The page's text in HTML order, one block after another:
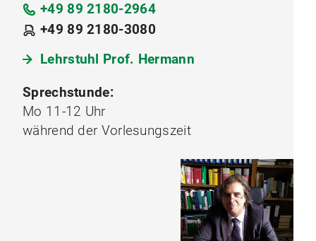
+49 89 2180-2964
+49 89 2180-3080
Lehrstuhl Prof. Hermann
Sprechstunde:
Mo 11-12 Uhr
während der Vorlesungszeit